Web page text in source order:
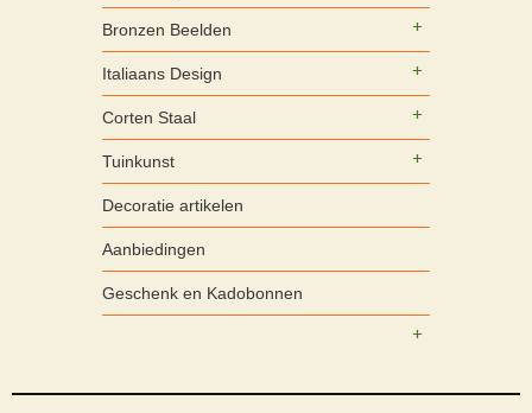
Bronzen Beelden
Italiaans Design
Corten Staal
Tuinkunst
Decoratie artikelen
Aanbiedingen
Geschenk en Kadobonnen